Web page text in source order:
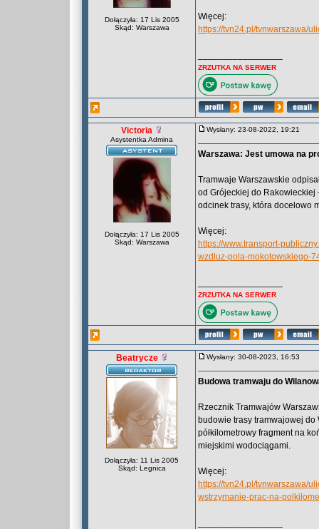
Dołączyła: 17 Lis 2005
Skąd: Warszawa
Więcej:
https://tvn24.pl/tvnwarszawa/
ZRZUTKA NA SERWER
Victoria
Asystentka Admina
Dołączyła: 17 Lis 2005
Skąd: Warszawa
Wysłany: 23-08-2022, 19:21
Warszawa: Jest umowa na
Tramwaje Warszawskie
od Grójeckiej do Rakowieckiej
odcinek trasy, która docelowo
Więcej:
https://www.transport-
wzdluz-pola-mokotowskiego-
ZRZUTKA NA SERWER
Beatrycze
Dołączyła: 11 Lis 2005
Skąd: Legnica
Wysłany: 30-08-2023, 16:53
Budowa tramwaju do
Rzecznik Tramwajów
budowie trasy tramwajowej
półkilometrowy fragment na
miejskimi wodociągami.
Więcej:
https://tvn24.pl/tvnwarszawa/
wstrzymanie-prac-na-